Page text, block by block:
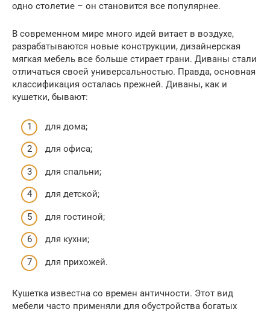
одно столетие – он становится все популярнее.
В современном мире много идей витает в воздухе,
разрабатываются новые конструкции, дизайнерская
мягкая мебель все больше стирает грани. Диваны стали
отличаться своей универсальностью. Правда, основная
классификация осталась прежней. Диваны, как и
кушетки, бывают:
для дома;
для офиса;
для спальни;
для детской;
для гостиной;
для кухни;
для прихожей.
Кушетка известна со времен античности. Этот вид
мебели часто применяли для обустройства богатых